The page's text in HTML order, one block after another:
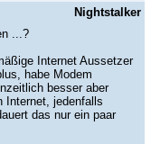
Nightstalker
...?
Internet Aussetzer
habe Modem
besser aber
Internet, jedenfalls
das nur ein paar